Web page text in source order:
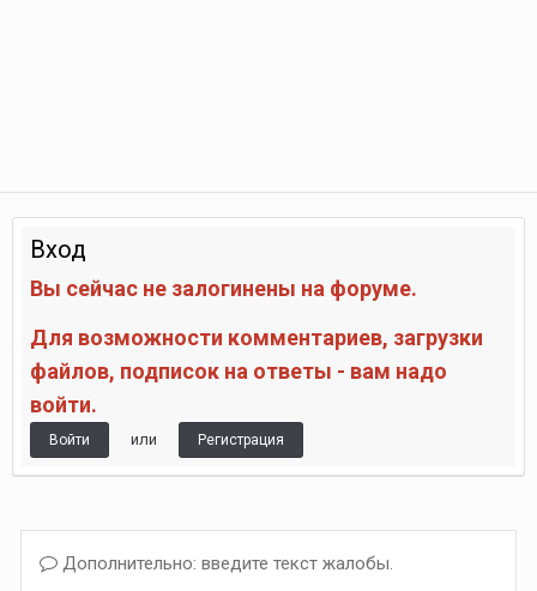
Вход
Вы сейчас не залогинены на форуме.
Для возможности комментариев, загрузки
файлов, подписок на ответы - вам надо
войти.
Войти или Регистрация
Дополнительно: введите текст жалобы.